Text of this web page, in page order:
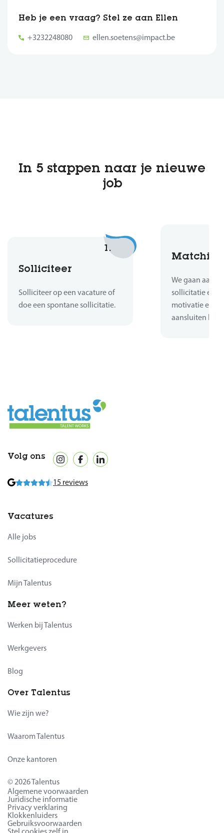
Heb je een vraag? Stel ze aan Ellen
+3232248080 ellen.soetens@impact.be
In 5 stappen naar je nieuwe
job
1.
Solliciteer
Solliciteer op een vacature of
doe een spontane sollicitatie.
We gaan aan
sollicitatie en
motivatie en
aansluiten bij
Volg ons
15 reviews
Vacatures
Alle jobs
Sollicitatieprocedure
Mijn Talentus
Meer weten?
Werken bij Talentus
Werkgevers
Blog
Over Talentus
Wie zijn we?
Waarom Talentus
Onze kantoren
© 2026 Talentus
Algemene voorwaarden
Juridische informatie
Privacy verklaring
Klokkenluiders
Gebruiksvoorwaarden